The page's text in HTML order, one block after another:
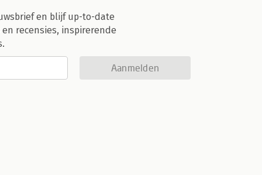
en blijf up-to-date
recensies, inspirerende
Aanmelden